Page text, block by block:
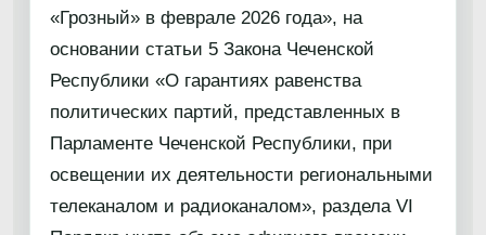
«Грозный» в феврале 2026 года», на
основании статьи 5 Закона Чеченской
Республики «О гарантиях равенства
политических партий, представленных в
Парламенте Чеченской Республики, при
освещении их деятельности региональными
телеканалом и радиоканалом», раздела VI